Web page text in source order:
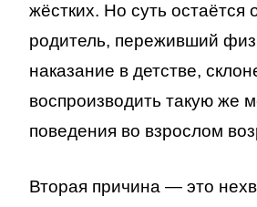
жёстких. Но суть остаётся
родитель, переживший
наказание в детстве,
воспроизводить такую же
поведения во взрослом
Вторая причина — это